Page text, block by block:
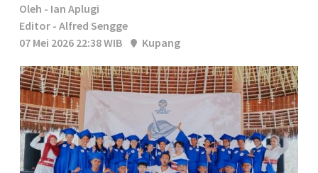
Oleh - Ian Aplugi
Editor - Alfred Sengge
07 Mei 2026 22:38 WIB
Kupang